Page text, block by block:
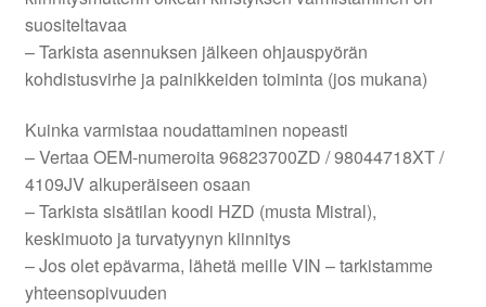
suositeltavaa
– Tarkista asennuksen jälkeen ohjauspyörän
kohdistusvirhe ja painikkeiden toiminta (jos mukana)
Kuinka varmistaa noudattaminen nopeasti
– Vertaa OEM-numeroita 96823700ZD / 98044718XT /
4109JV alkuperäiseen osaan
– Tarkista sisätilan koodi HZD (musta Mistral),
keskimuoto ja turvatyynyn kiinnitys
– Jos olet epävarma, lähetä meille VIN – tarkistamme
yhteensopivuuden